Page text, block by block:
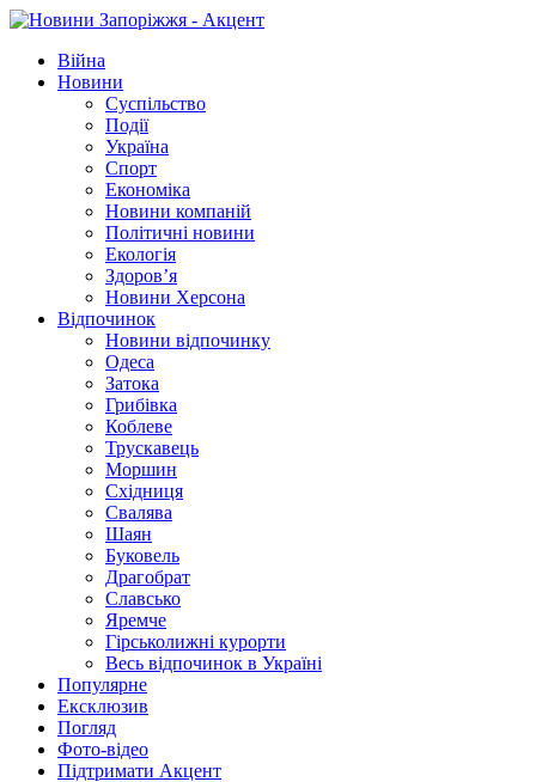
Війна
Новини
Суспільство
Події
Україна
Спорт
Економіка
Новини компаній
Політичні новини
Екологія
Здоров’я
Новини Херсона
Відпочинок
Новини відпочинку
Одеса
Затока
Грибівка
Коблеве
Трускавець
Моршин
Східниця
Свалява
Шаян
Буковель
Драгобрат
Славсько
Яремче
Гірськолижні курорти
Весь відпочинок в Україні
Популярне
Ексклюзив
Погляд
Фото-відео
Підтримати Акцент